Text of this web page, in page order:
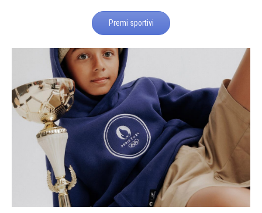
Premi sportivi